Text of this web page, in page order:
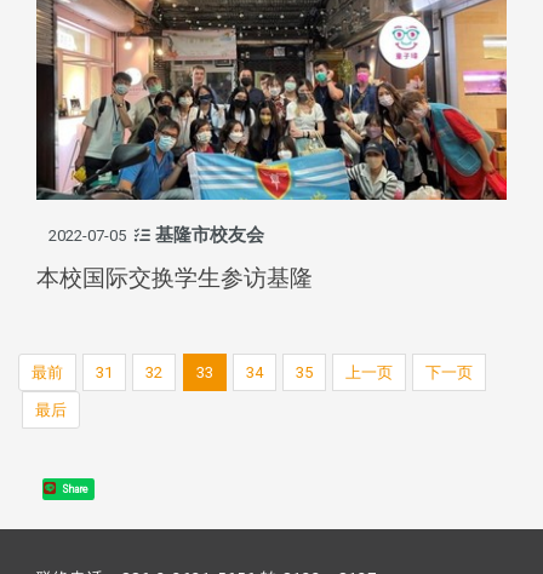
2022-07-05 基隆市校友会
本校国际交换学生参访基隆
最前 31 32 33 34 35 上一页 下一页
最后
Share